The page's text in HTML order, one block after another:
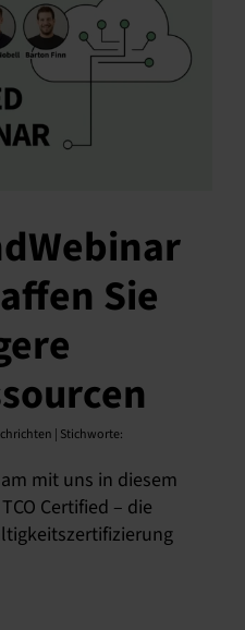
Sie
| Stichworte:
mit uns in diesem
Certified – die